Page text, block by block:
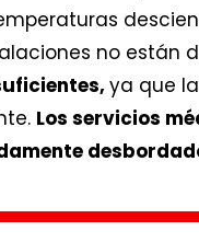
no están
ya que
Los servicios